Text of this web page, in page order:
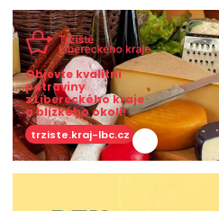
Objevte kvalitní
potraviny
z Libereckého kraje
a blízkého okolí!
trziste.kraj-lbc.cz